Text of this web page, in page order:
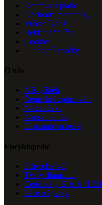
Doprava a platba
Obchodní podmínky
Vrácení zboží
Reklamační řád
Cookies
Puncovní značky
O nás
Náš příběh
Řemeslné zpracování
Na zakázku
Napsali o nás
Diamantová trofej
Encyklopedie
Průvodce 4C
Tvary diamantů
Certifikáty GIA & HRD
Péče o šperky